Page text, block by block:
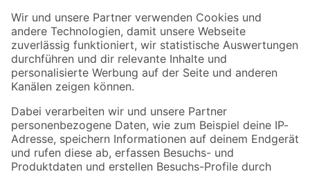
Der toom Newsletter: Keine Angebote und Aktionen mehr verpassen!
Zur Newsletter Anmeldung
Folge uns
Zahlungsarten Versandarten